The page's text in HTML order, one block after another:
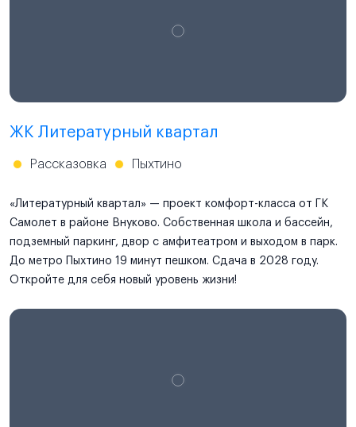
ЖК Литературный квартал
Рассказовка Пыхтино
«Литературный квартал» — проект комфорт-класса от ГК
Самолет в районе Внуково. Собственная школа и бассейн,
подземный паркинг, двор с амфитеатром и выходом в парк.
До метро Пыхтино 19 минут пешком. Сдача в 2028 году.
Откройте для себя новый уровень жизни!